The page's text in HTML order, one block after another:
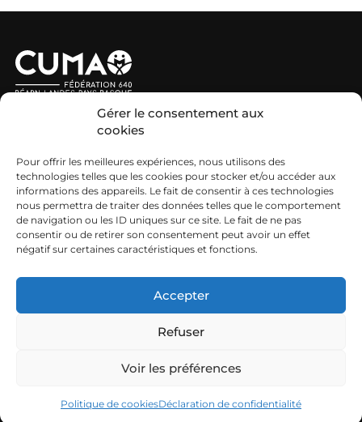
Gérer le consentement aux
cookies
Pour offrir les meilleures expériences, nous utilisons des
technologies telles que les cookies pour stocker et/ou accéder aux
informations des appareils. Le fait de consentir à ces technologies
nous permettra de traiter des données telles que le comportement
de navigation ou les ID uniques sur ce site. Le fait de ne pas
consentir ou de retirer son consentement peut avoir un effet
négatif sur certaines caractéristiques et fonctions.
Accepter
Refuser
Voir les préférences
Politique de cookiesDéclaration de confidentialité
Nous contacter
MIEUX NOUS CONNAÎTRE
Nos engagements et missions
Les CUMA
Découvrir le réseau Cuma
CUMA ET EMPLOI
FCuma Béarn Landes Pays Basque © 2026